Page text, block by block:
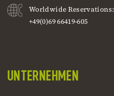
Worldwide Reservations:
+49(0)69 66419-605
UNTERNEHMEN